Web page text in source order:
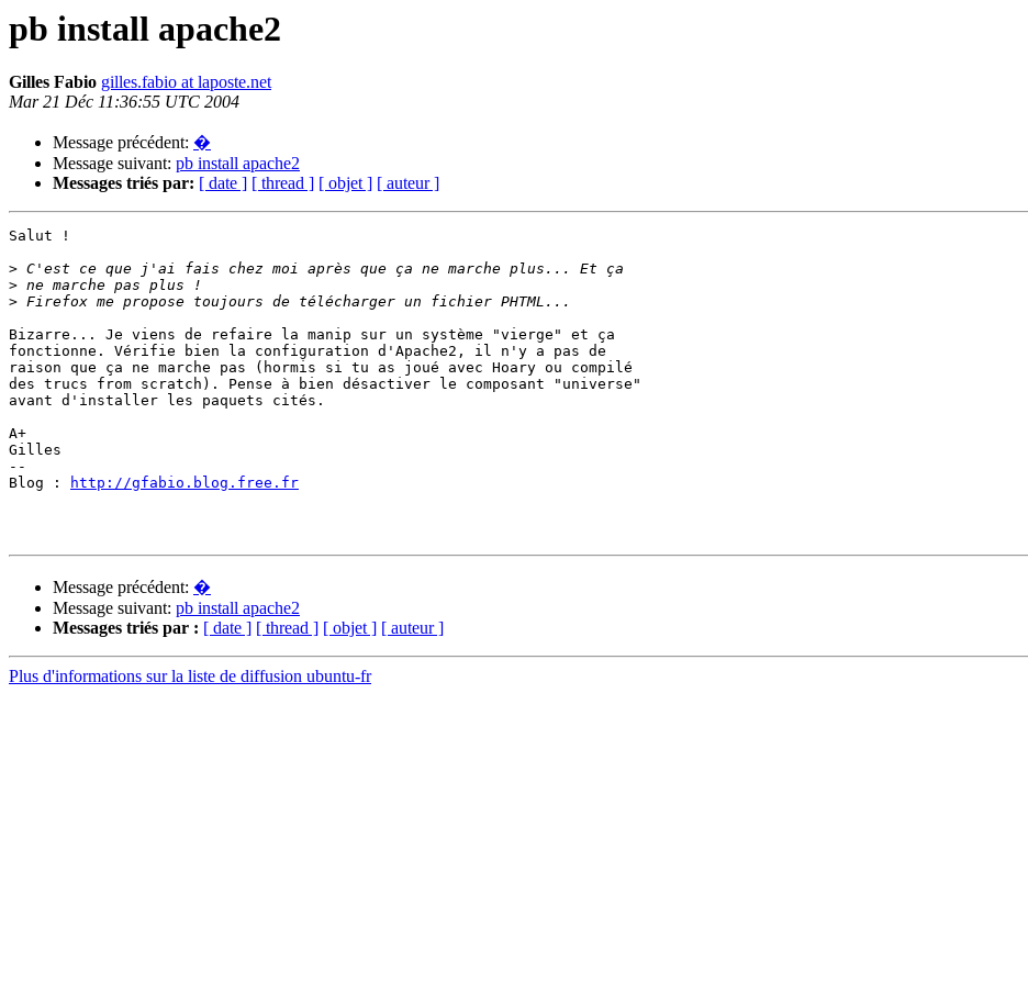
pb install apache2
Gilles Fabio gilles.fabio at laposte.net
Mar 21 Déc 11:36:55 UTC 2004
Message précédent: �
Message suivant: pb install apache2
Messages triés par: [ date ] [ thread ] [ objet ] [ auteur ]
Salut !
>
>
>
Bizarre... Je viens de refaire la manip sur un système "vierge" et ça
fonctionne. Vérifie bien la configuration d'Apache2, il n'y a pas de
raison que ça ne marche pas (hormis si tu as joué avec Hoary ou compilé
des trucs from scratch). Pense à bien désactiver le composant "universe"
avant d'installer les paquets cités.
A+
Gilles
--
Blog :
http://gfabio.blog.free.fr
Message précédent: �
Message suivant: pb install apache2
Messages triés par : [ date ] [ thread ] [ objet ] [ auteur ]
Plus d'informations sur la liste de diffusion ubuntu-fr